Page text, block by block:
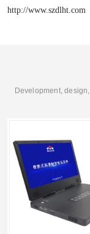
http://www.szdlht.com
Development,